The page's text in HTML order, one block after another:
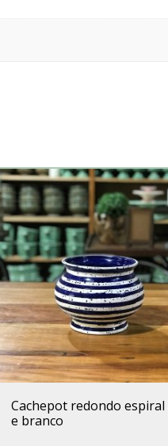
cachepot redondo espiral azul
e branco